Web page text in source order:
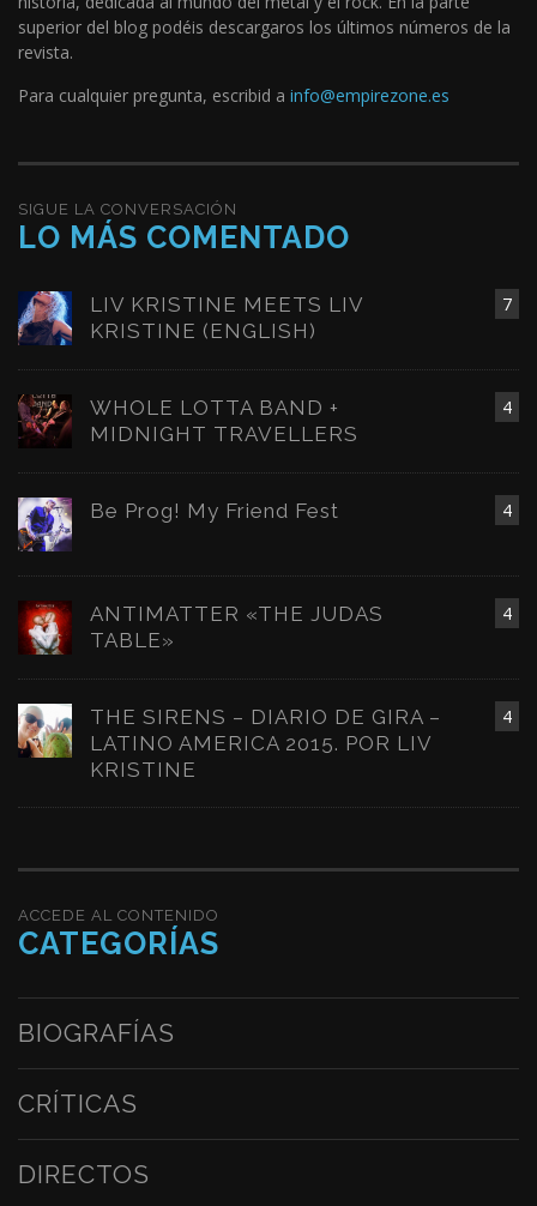
superior del blog podéis descargaros los últimos números de la
revista.
Para cualquier pregunta, escribid a info@empirezone.es
SIGUE LA CONVERSACIÓN
LO MÁS COMENTADO
7
LIV KRISTINE MEETS LIV
KRISTINE (ENGLISH)
4
WHOLE LOTTA BAND +
MIDNIGHT TRAVELLERS
4
Be Prog! My Friend Fest
4
ANTIMATTER «THE JUDAS
TABLE»
4
THE SIRENS – DIARIO DE GIRA –
LATINO AMERICA 2015. POR LIV
KRISTINE
ACCEDE AL CONTENIDO
CATEGORÍAS
BIOGRAFÍAS
CRÍTICAS
DIRECTOS